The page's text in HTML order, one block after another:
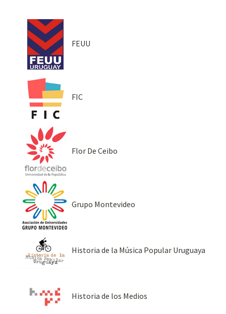
FEUU
FIC
Flor De Ceibo
Grupo Montevideo
Historia de la Música Popular Uruguaya
Historia de los Medios